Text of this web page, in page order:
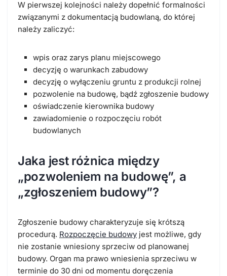
W pierwszej kolejności należy dopełnić formalności
związanymi z dokumentacją budowlaną, do której
należy zaliczyć:
wpis oraz zarys planu miejscowego
decyzję o warunkach zabudowy
decyzję o wyłączeniu gruntu z produkcji rolnej
pozwolenie na budowę, bądź zgłoszenie budowy
oświadczenie kierownika budowy
zawiadomienie o rozpoczęciu robót
budowlanych
Jaka jest różnica między
„pozwoleniem na budowę”, a
„zgłoszeniem budowy”?
Zgłoszenie budowy charakteryzuje się krótszą
procedurą. Rozpoczęcie budowy jest możliwe, gdy
nie zostanie wniesiony sprzeciw od planowanej
budowy. Organ ma prawo wniesienia sprzeciwu w
terminie do 30 dni od momentu doręczenia